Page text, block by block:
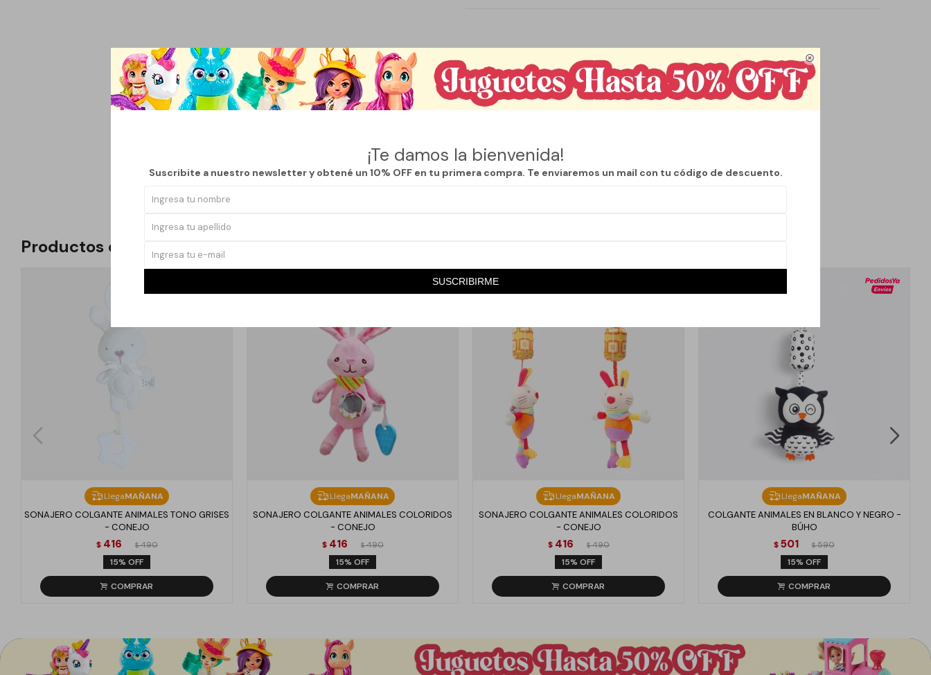

¡Te damos la bienvenida!
Suscribite a nuestro newsletter y obtené un 10% OFF en tu primera compra. Te enviaremos un mail con tu código de descuento.
SUSCRIBIRME
Descripción
delicado sonido de cascabel despierta su curiosidad, mientras que su formato liviano y fácil de sujetar lo convierte
en el compañero ideal para las pequeñas manitos.
Productos que te pueden interesar
LlegaMAÑANA
SONAJERO COLGANTE ANIMALES TONO GRISES
- CONEJO
$ 416 $ 490
15
LlegaMAÑANA
SONAJERO COLGANTE ANIMALES COLORIDOS
- CONEJO
$ 416 $ 490
15
LlegaMAÑANA
SONAJERO COLGANTE ANIMALES COLORIDOS
- CONEJO
$ 416 $ 490
15
LlegaMAÑANA
COLGANTE ANIMALES EN BLANCO Y NEGRO -
BÚHO
$501 $ 590
15